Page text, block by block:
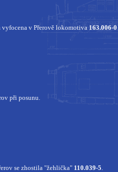
v Přerově lokomotiva 163.006-0
při posunu.
se zhostila "žehlička" 110.039-5.